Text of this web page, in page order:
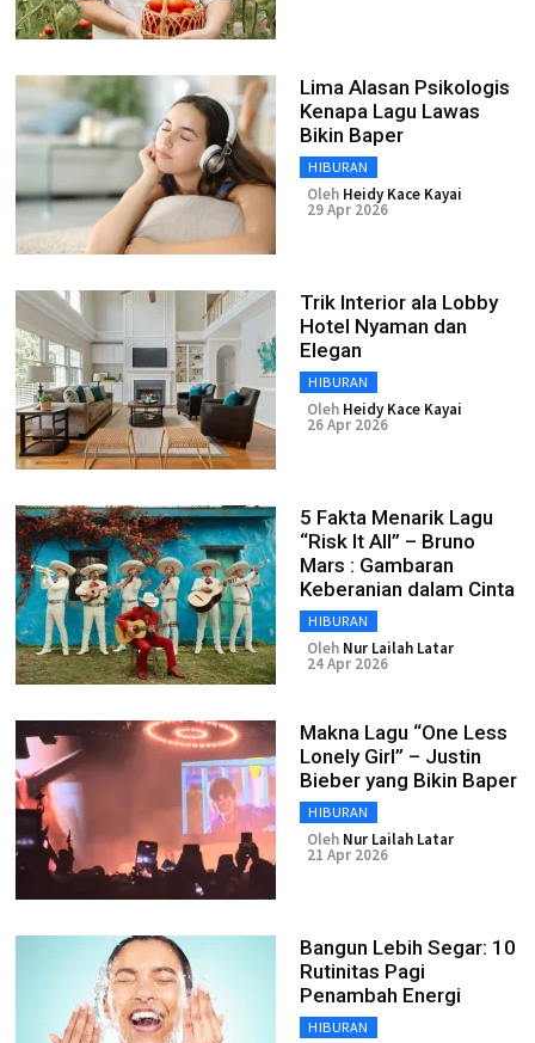
Lima Alasan Psikologis
Kenapa Lagu Lawas
Bikin Baper
HIBURAN
Oleh Heidy Kace Kayai
29 Apr 2026
Trik Interior ala Lobby
Hotel Nyaman dan
Elegan
HIBURAN
Oleh Heidy Kace Kayai
26 Apr 2026
5 Fakta Menarik Lagu
“Risk It All” – Bruno
Mars : Gambaran
Keberanian dalam Cinta
HIBURAN
Oleh Nur Lailah Latar
24 Apr 2026
Makna Lagu “One Less
Lonely Girl” – Justin
Bieber yang Bikin Baper
HIBURAN
Oleh Nur Lailah Latar
21 Apr 2026
Bangun Lebih Segar: 10
Rutinitas Pagi
Penambah Energi
HIBURAN